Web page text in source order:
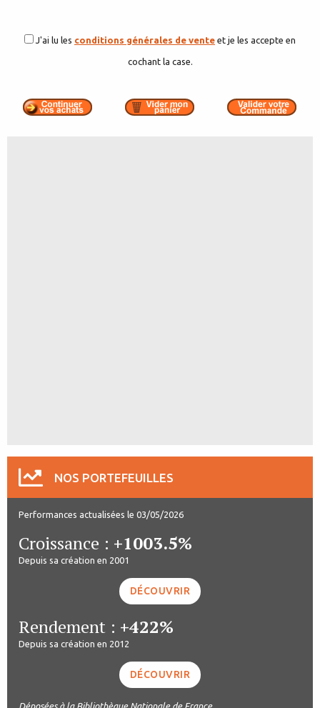
J'ai lu les conditions générales de vente et je les accepte en
cochant la case.
NOS PORTEFEUILLES
Performances actualisées le 03/05/2026
Croissance : +1003.5%
Depuis sa création en 2001
DÉCOUVRIR
Rendement : +422%
Depuis sa création en 2012
DÉCOUVRIR
Déposées à la Bibliothèque Nationale de France